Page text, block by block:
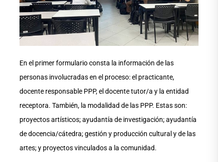
En el primer formulario consta la información de las
personas involucradas en el proceso: el practicante,
docente responsable PPP, el docente tutor/a y la entidad
receptora. También, la modalidad de las PPP. Estas son:
proyectos artísticos; ayudantía de investigación; ayudantía
de docencia/cátedra; gestión y producción cultural y de las
artes; y proyectos vinculados a la comunidad.